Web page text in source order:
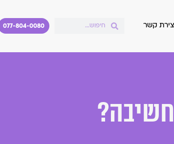
קשר 077-804-0080